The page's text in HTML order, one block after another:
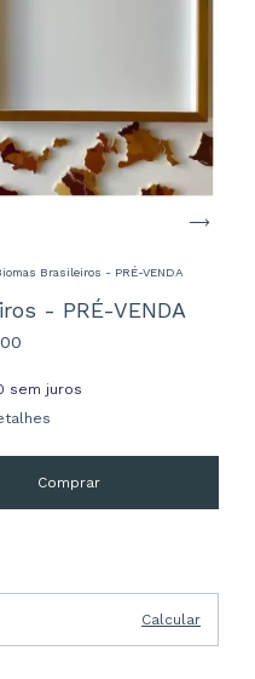
Brasileiros - PRÉ-VENDA
- PRÉ-VENDA
sem juros
Calcular